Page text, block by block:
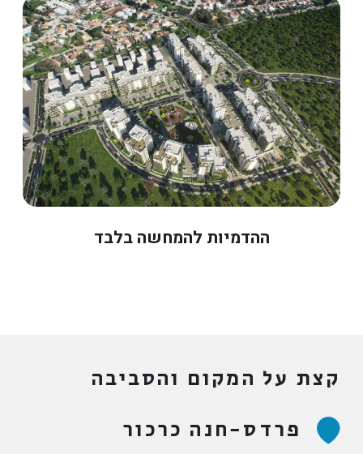
ההדמיות להמחשה בלבד
קצת על המקום והסביבה
פרדס-חנה כרכור